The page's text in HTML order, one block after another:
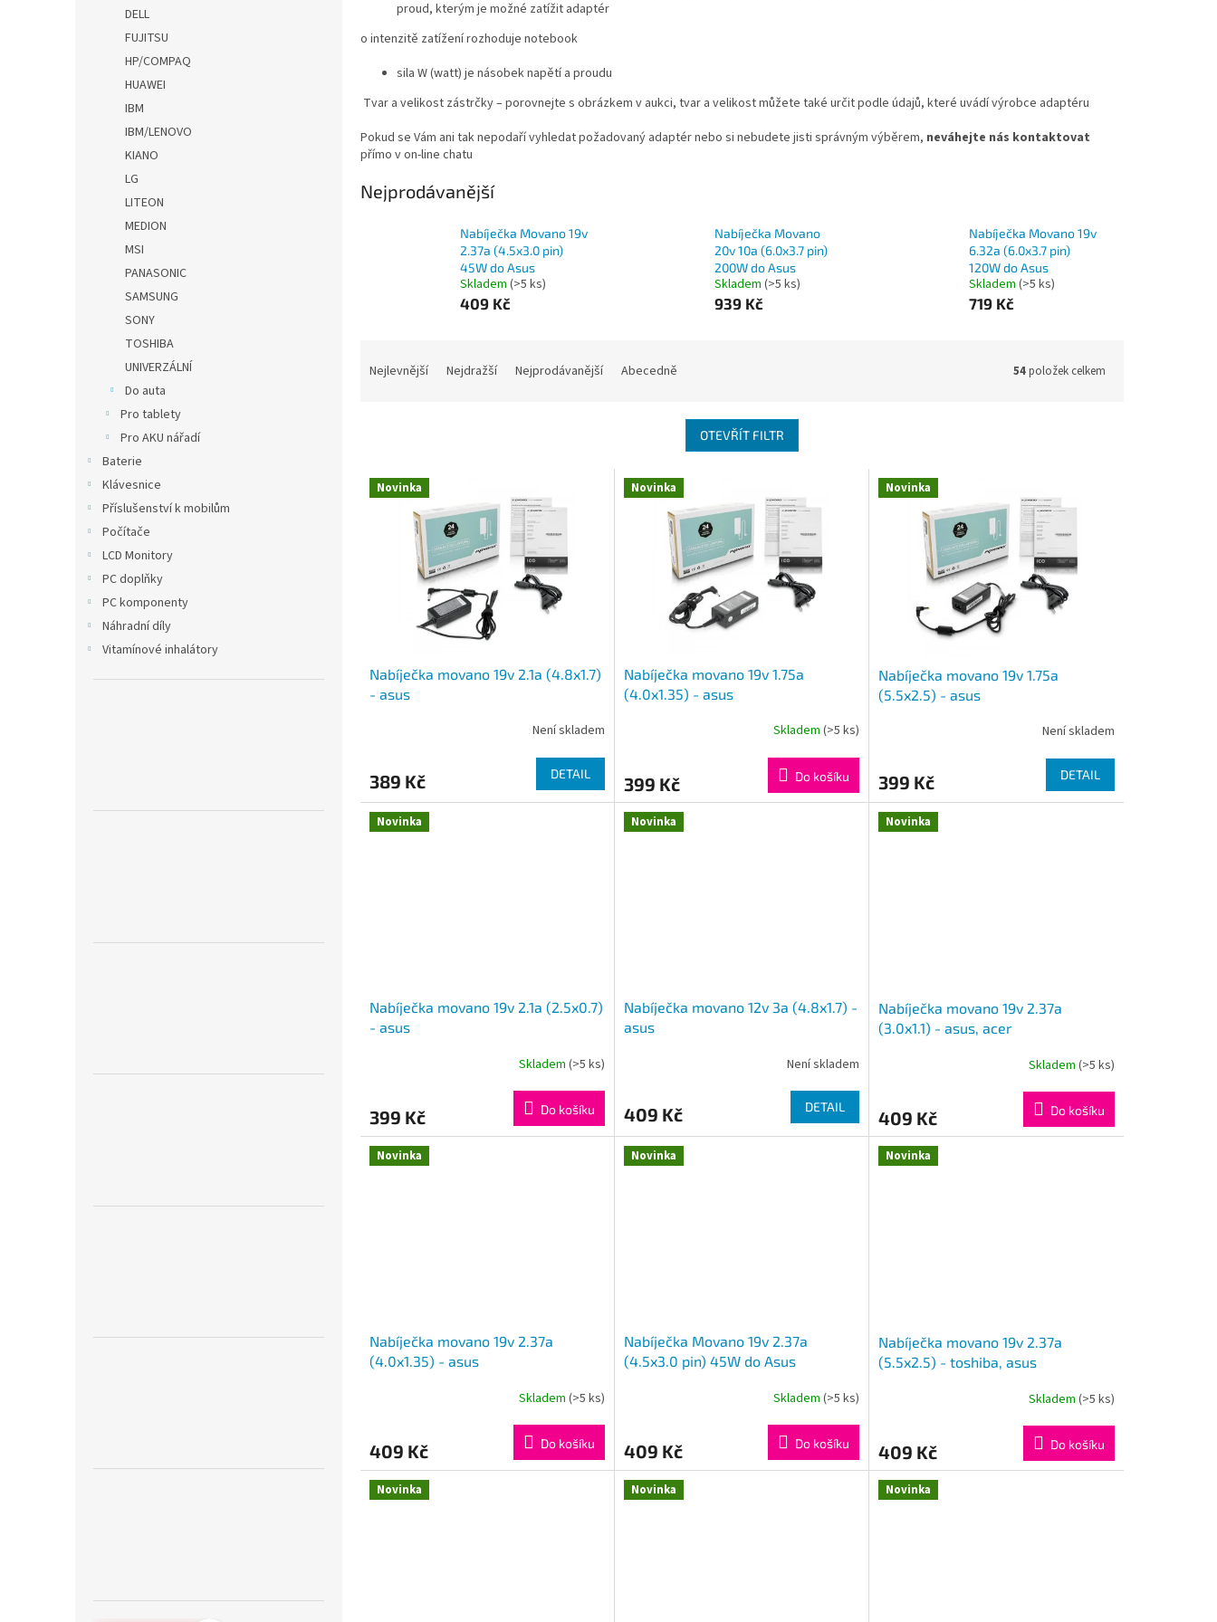
DELL
FUJITSU
HP/COMPAQ
HUAWEI
IBM
IBM/LENOVO
KIANO
LG
LITEON
MEDION
MSI
PANASONIC
SAMSUNG
SONY
TOSHIBA
UNIVERZÁLNÍ
Do auta
Pro tablety
Pro AKU nářadí
Baterie
Klávesnice
Příslušenství k mobilům
Počítače
LCD Monitory
PC doplňky
PC komponenty
Náhradní díly
Vitamínové inhalátory
proud, kterým je možné zatížit adaptér
o intenzitě zatížení rozhoduje notebook
sila W (watt) je násobek napětí a proudu
Tvar a velikost zástrčky – porovnejte s obrázkem v aukci, tvar a velikost můžete také určit podle údajů, které uvádí výrobce adaptéru
Pokud se Vám ani tak nepodaří vyhledat požadovaný adaptér nebo si nebudete jisti správným výběrem, neváhejte nás kontaktovat
přímo v on-line chatu
Nejprodávanější
Nabíječka Movano 19v
2.37a (4.5x3.0 pin)
45W do Asus
Skladem (>5 ks)
409 Kč
Nabíječka Movano
20v 10a (6.0x3.7 pin)
200W do Asus
Skladem (>5 ks)
939 Kč
Nabíječka Movano 19v
6.32a (6.0x3.7 pin)
120W do Asus
Skladem (>5 ks)
719 Kč
Nejlevnější Nejdražší Nejprodávanější Abecedně 54položek celkem
OTEVŘÍT FILTR
V Novinka
Nabíječka movano 19v 2.1a (4.8x1.7)
- asus
Není skladem
389 Kč DETAIL
Novinka
Nabíječka movano 19v 1.75a
(4.0x1.35) - asus
Skladem (>5 ks)
399 Kč Do košíku
Novinka
Nabíječka movano 19v 1.75a
(5.5x2.5) - asus
Není skladem
399 Kč DETAIL
Novinka
Nabíječka movano 19v 2.1a (2.5x0.7)
- asus
Skladem (>5 ks)
399 Kč Do košíku
Novinka
Nabíječka movano 12v 3a (4.8x1.7) -
asus
Není skladem
409 Kč DETAIL
Novinka
Nabíječka movano 19v 2.37a
(3.0x1.1) - asus, acer
Skladem (>5 ks)
409 Kč Do košíku
Novinka
Nabíječka movano 19v 2.37a
(4.0x1.35) - asus
Skladem (>5 ks)
409 Kč Do košíku
Novinka
Nabíječka Movano 19v 2.37a
(4.5x3.0 pin) 45W do Asus
Skladem (>5 ks)
409 Kč Do košíku
Novinka
Nabíječka movano 19v 2.37a
(5.5x2.5) - toshiba, asus
Skladem (>5 ks)
409 Kč Do košíku
Novinka Novinka Novinka